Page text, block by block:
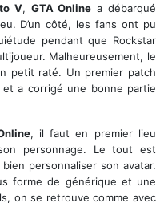
V, GTA Online a débarqué
D’un côté, les fans ont pu
pendant que Rockstar
Malheureusement, le
petit raté. Un premier patch
a corrigé une bonne partie
, il faut en premier lieu
personnage. Le tout est
personnaliser son avatar.
forme de générique et une
on se retrouve comme avec